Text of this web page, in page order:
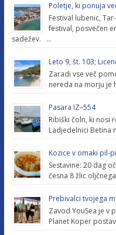
Poletje, ki ponuja
Festival lubenic,
festival, posvečen
sadežev. …
Leto 9, št. 103;
Zaradi vse več
nereda na morju je
Pasara IZ–554
Ribiški čoln, ki nosi
Ladjedelnici Betina
Kozice v omaki pil-
Sestavine: 20 dag
česna 8 žlic
Prebivalci tvojega
Zavod YouSea je v
Planet Koper